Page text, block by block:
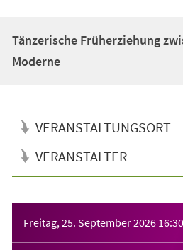
Tänzerische Früherziehung
Moderne
VERANSTALTUNGSORT
VERANSTALTER
Freitag, 25. September 2026 16:30